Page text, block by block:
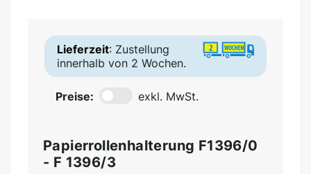
Lieferzeit: Zustellung
innerhalb von 2 Wochen.
Preise: exkl. MwSt.
Papierrollenhalterung F1396/0
- F 1396/3